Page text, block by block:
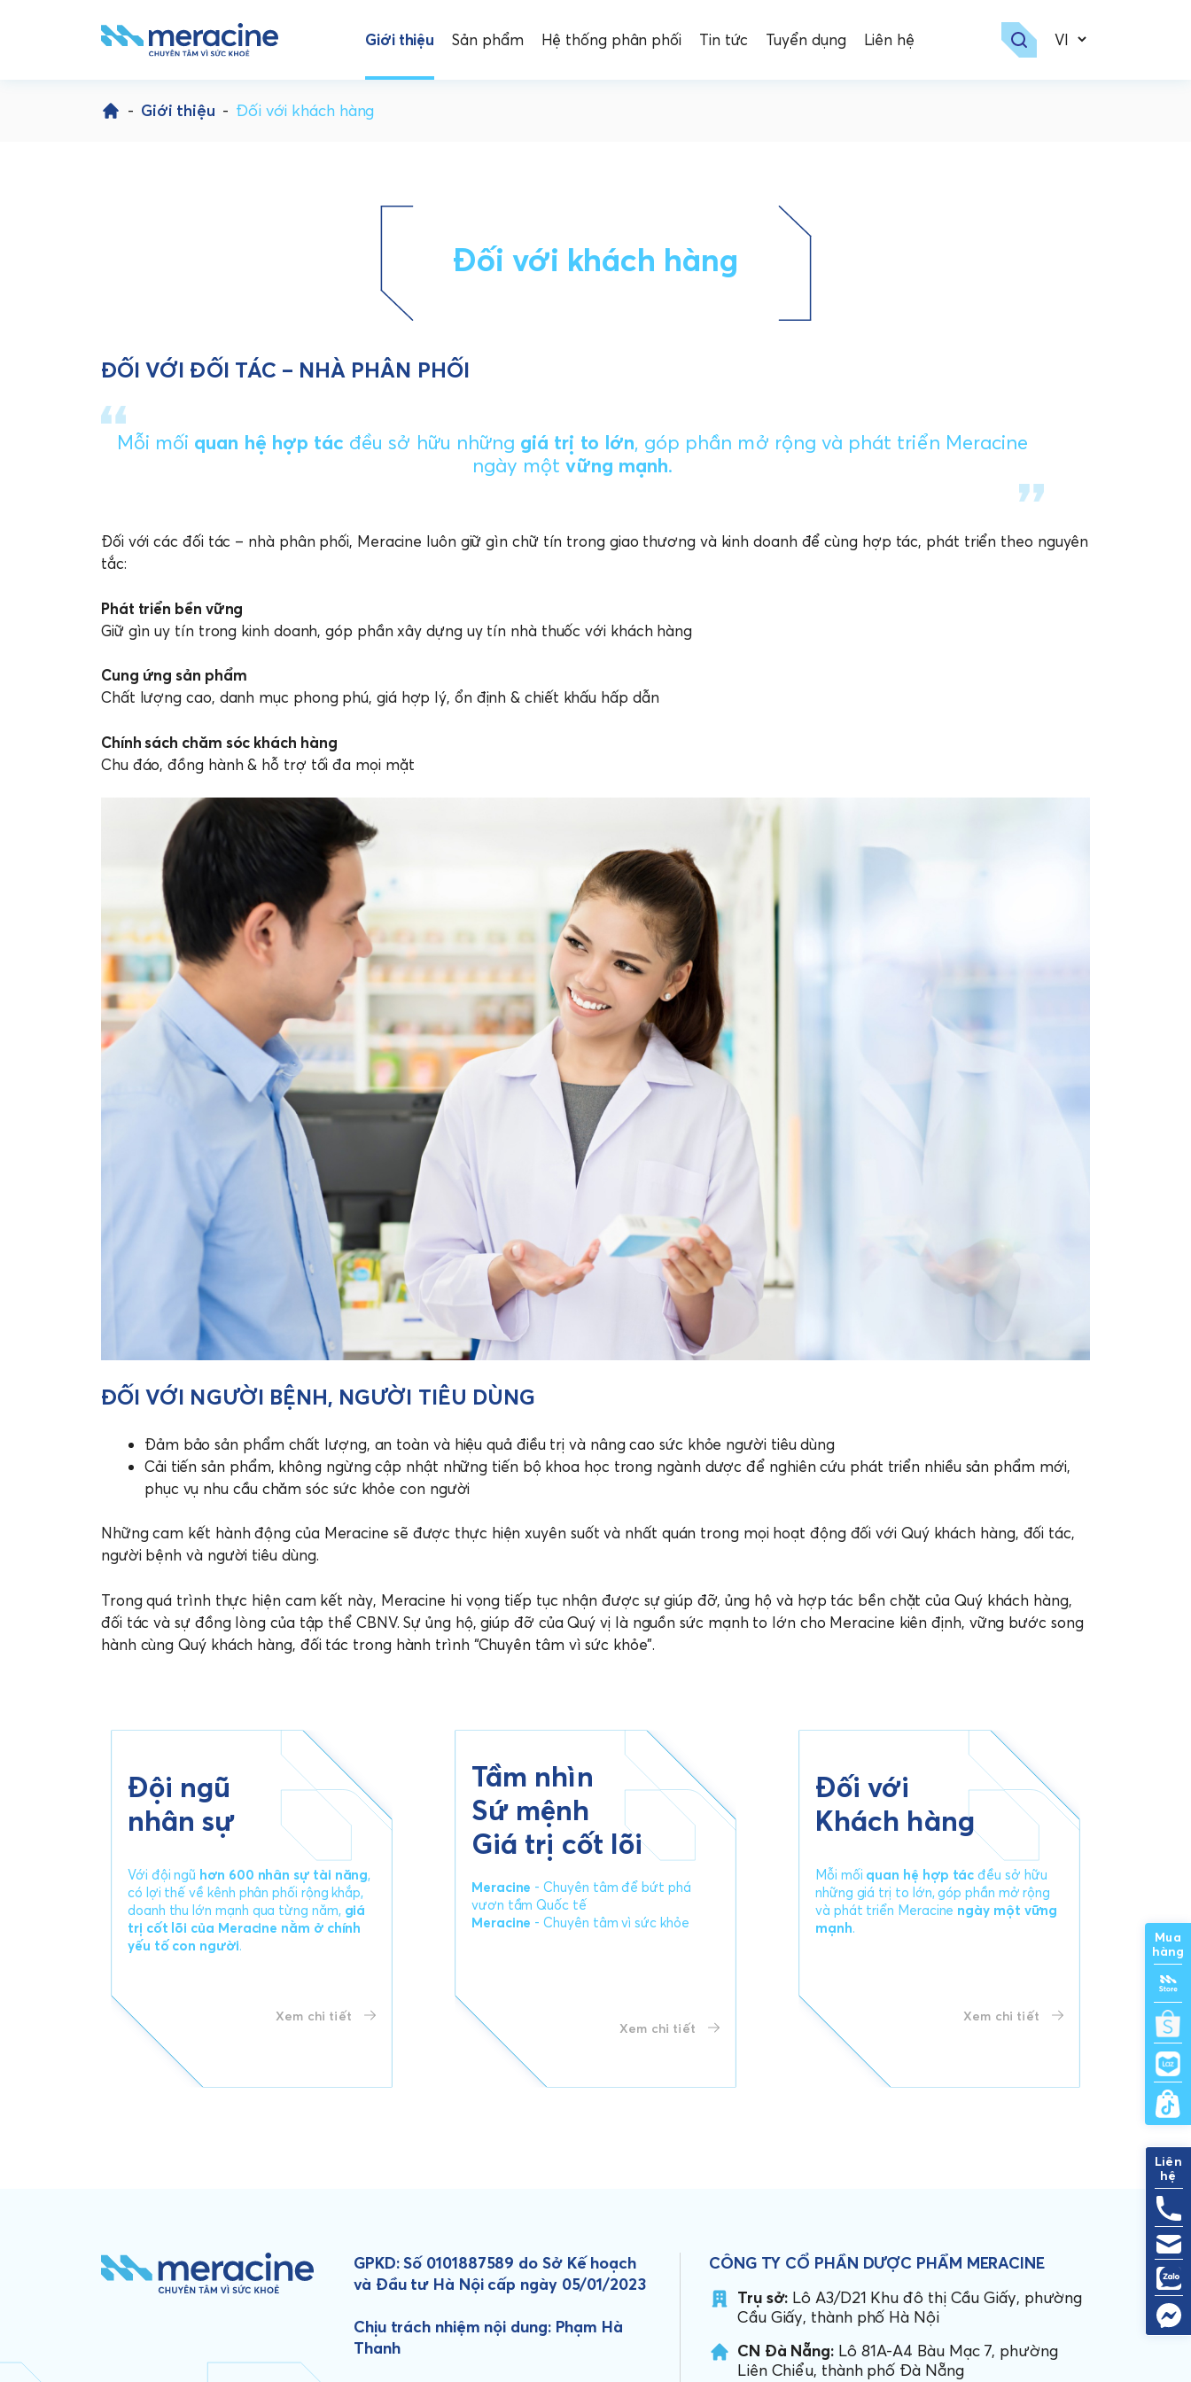
Giới thiệu Sản phẩm Hệ thống phân phối Tin tức Tuyển dụng Liên hệ
- Giới thiệu - Đối với khách hàng
Đối với khách hàng
ĐỐI VỚI ĐỐI TÁC – NHÀ PHÂN PHỐI
Mỗi mối quan hệ hợp tác đều sở hữu những giá trị to lớn, góp phần mở rộng và phát triển Meracine
ngày mộtvững mạnh.
Đối với các đối tác – nhà phân phối, Meracine luôn giữ gìn chữ tín trong giao thương và kinh doanh để cùng hợp tác, phát triển theo nguyên
tắc:
Phát triển bền vững
Giữ gìn uy tín trong kinh doanh, góp phần xây dựng uy tín nhà thuốc với khách hàng
Cung ứng sản phẩm
Chất lượng cao, danh mục phong phú, giá hợp lý, ổn định & chiết khấu hấp dẫn
Chính sách chăm sóc khách hàng
Chu đáo, đồng hành & hỗ trợ tối đa mọi mặt
ĐỐI VỚI NGƯỜI BỆNH, NGƯỜI TIÊU DÙNG
Đảm bảo sản phẩm chất lượng, an toàn và hiệu quả điều trị và nâng cao sức khỏe người tiêu dùng
Cải tiến sản phẩm, không ngừng cập nhật những tiến bộ khoa học trong ngành dược để nghiên cứu phát triển nhiều sản phẩm mới,
phục vụ nhu cầu chăm sóc sức khỏe con người
Những cam kết hành động của Meracine sẽ được thực hiện xuyên suốt và nhất quán trong mọi hoạt động đối với Quý khách hàng, đối tác,
người bệnh và người tiêu dùng.
Trong quá trình thực hiện cam kết này, Meracine hi vọng tiếp tục nhận được sự giúp đỡ, ủng hộ và hợp tác bền chặt của Quý khách hàng,
đối tác và sự đồng lòng của tập thể CBNV. Sự ủng hộ, giúp đỡ của Quý vị là nguồn sức mạnh to lớn cho Meracine kiên định, vững bước song
hành cùng Quý khách hàng, đối tác trong hành trình “Chuyên tâm vì sức khỏe”.
Đội ngũ
nhân sự
Với đội ngũ hơn 600 nhân sự tài năng,
có lợi thế về kênh phân phối rộng khắp,
doanh thu lớn mạnh qua từng năm, giá
trị cốt lõi của Meracine nằm ở chính
yếu tố con người.
Xem chi tiết
Tầm nhìn
Sứ mệnh
Giá trị cốt lõi
Meracine - Chuyên tâm để bứt phá
vươn tầm Quốc tế
Meracine - Chuyên tâm vì sức khỏe
Xem chi tiết
Đối với
Khách hàng
Mỗi mối quan hệ hợp tác đều sở hữu
những giá trị to lớn, góp phần mở rộng
và phát triển Meracine ngày một vững
mạnh.
Xem chi tiết
GPKD: Số 0101887589 do Sở Kế hoạch
và Đầu tư Hà Nội cấp ngày 05/01/2023
Chịu trách nhiệm nội dung: Phạm Hà
Thanh
CÔNG TY CỔ PHẦN DƯỢC PHẨM MERACINE
Trụ sở: Lô A3/D21 Khu đô thị Cầu Giấy, phường
Cầu Giấy, thành phố Hà Nội
CN Đà Nẵng: Lô 81A-A4 Bàu Mạc 7, phường
Liên Chiểu, thành phố Đà Nẵng
Mua
hàng
Liên
hệ